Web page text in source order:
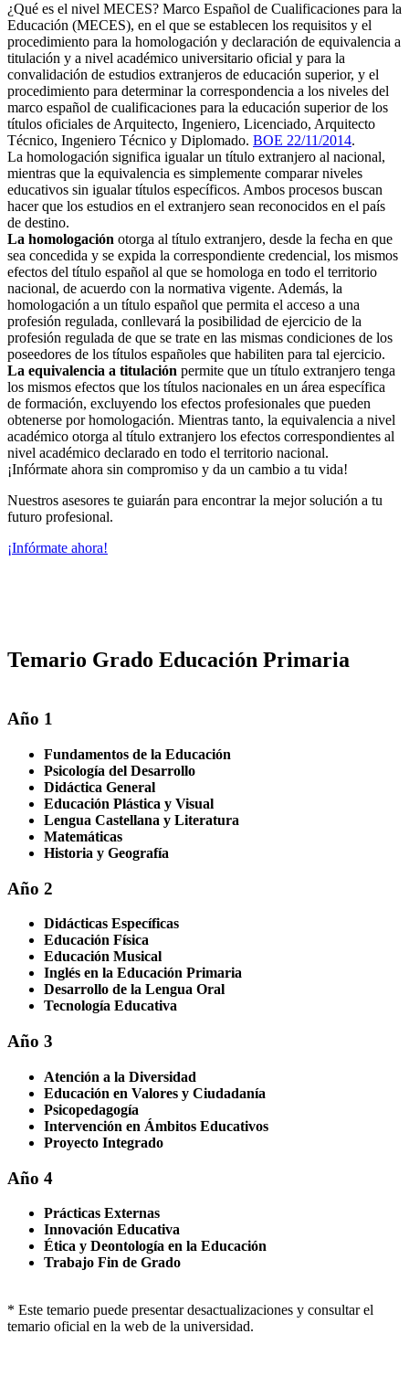
¿Qué es el nivel MECES? Marco Español de Cualificaciones para la
Educación (MECES), en el que se establecen los requisitos y el
procedimiento para la homologación y declaración de equivalencia a
titulación y a nivel académico universitario oficial y para la
convalidación de estudios extranjeros de educación superior, y el
procedimiento para determinar la correspondencia a los niveles del
marco español de cualificaciones para la educación superior de los
títulos oficiales de Arquitecto, Ingeniero, Licenciado, Arquitecto
Técnico, Ingeniero Técnico y Diplomado. BOE 22/11/2014.
La homologación significa igualar un título extranjero al nacional,
mientras que la equivalencia es simplemente comparar niveles
educativos sin igualar títulos específicos. Ambos procesos buscan
hacer que los estudios en el extranjero sean reconocidos en el país
de destino.
La homologación otorga al título extranjero, desde la fecha en que
sea concedida y se expida la correspondiente credencial, los mismos
efectos del título español al que se homologa en todo el territorio
nacional, de acuerdo con la normativa vigente. Además, la
homologación a un título español que permita el acceso a una
profesión regulada, conllevará la posibilidad de ejercicio de la
profesión regulada de que se trate en las mismas condiciones de los
poseedores de los títulos españoles que habiliten para tal ejercicio.
La equivalencia a titulación permite que un título extranjero tenga
los mismos efectos que los títulos nacionales en un área específica
de formación, excluyendo los efectos profesionales que pueden
obtenerse por homologación. Mientras tanto, la equivalencia a nivel
académico otorga al título extranjero los efectos correspondientes al
nivel académico declarado en todo el territorio nacional.
¡Infórmate ahora sin compromiso y da un cambio a tu vida!
Nuestros asesores te guiarán para encontrar la mejor solución a tu
futuro profesional.
¡Infórmate ahora!
Temario Grado Educación Primaria
Año 1
Fundamentos de la Educación
Psicología del Desarrollo
Didáctica General
Educación Plástica y Visual
Lengua Castellana y Literatura
Matemáticas
Historia y Geografía
Año 2
Didácticas Específicas
Educación Física
Educación Musical
Inglés en la Educación Primaria
Desarrollo de la Lengua Oral
Tecnología Educativa
Año 3
Atención a la Diversidad
Educación en Valores y Ciudadanía
Psicopedagogía
Intervención en Ámbitos Educativos
Proyecto Integrado
Año 4
Prácticas Externas
Innovación Educativa
Ética y Deontología en la Educación
Trabajo Fin de Grado
* Este temario puede presentar desactualizaciones y consultar el
temario oficial en la web de la universidad.